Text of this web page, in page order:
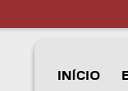
INÍCIO